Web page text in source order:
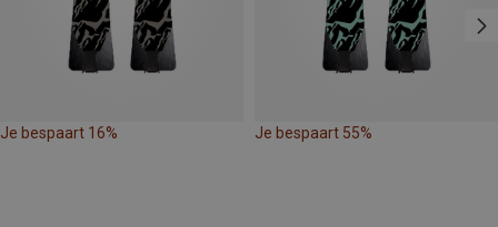
Je bespaart 16% Je bespaart 55%